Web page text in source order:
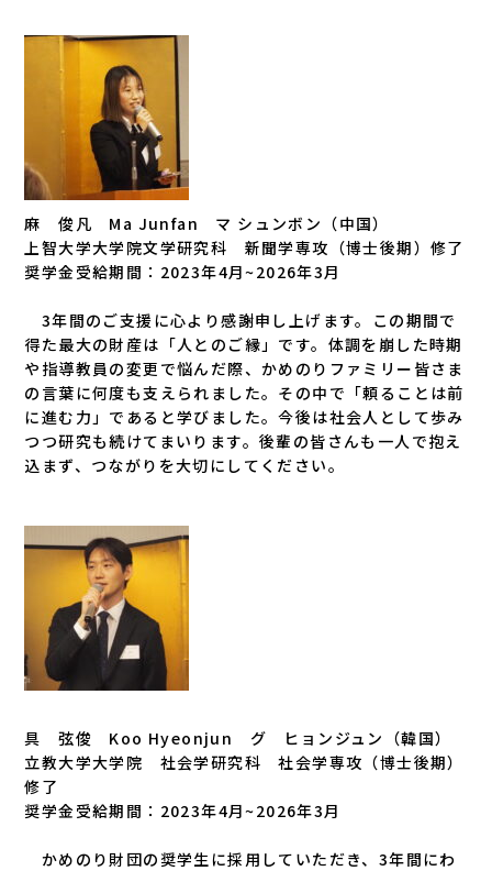
麻 俊凡 Ma Junfan マ シュンボン（中国）
上智大学大学院文学研究科 新聞学専攻（博士後期）修了
奨学金受給期間：2023年4月~2026年3月
3年間のご支援に心より感謝申し上げます。この期間で
得た最大の財産は「人とのご縁」です。体調を崩した時期
や指導教員の変更で悩んだ際、かめのりファミリー皆さま
の言葉に何度も支えられました。その中で「頼ることは前
に進む力」であると学びました。今後は社会人として歩み
つつ研究も続けてまいります。後輩の皆さんも一人で抱え
込まず、つながりを大切にしてください。
具 弦俊 Koo Hyeonjun グ ヒョンジュン（韓国）
立教大学大学院 社会学研究科 社会学専攻（博士後期）
修了
奨学金受給期間：2023年4月~2026年3月
かめのり財団の奨学生に採用していただき、3年間にわ